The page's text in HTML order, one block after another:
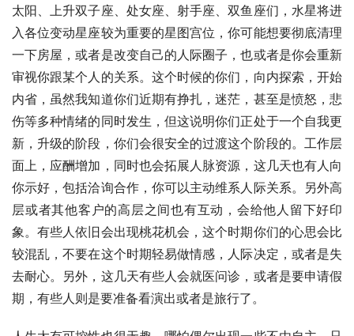
太阳、上升双子座、处女座、射手座、双鱼座们，水星将进
入各位变动星座较为重要的星图宫位，你可能想要彻底清理
一下房屋，或者是改变自己的人际圈子，也或者是你会重新
审视你跟某个人的关系。这个时候的你们，向内探索，开始
内省，虽然我知道你们近期有挣扎，迷茫，甚至是愤怒，悲
伤等多种情绪的同时发生，但这说明你们正处于一个自我更
新，升级的阶段，你们会很安全的过渡这个阶段的。工作层
面上，应酬增加，同时也会拓展人脉资源，这几天也有人向
你示好，包括洽询合作，你可以主动维系人际关系。另外高
层或者其他客户的高层之间也有互动，会给他人留下好印
象。有些人依旧会出现桃花机会，这个时期你们的心思会比
较混乱，不要在这个时期轻易做情感，人际决定，或者是失
去耐心。另外，这几天有些人会就医问诊，或者是要申请假
期，有些人则是要准备看演出或者是旅行了。